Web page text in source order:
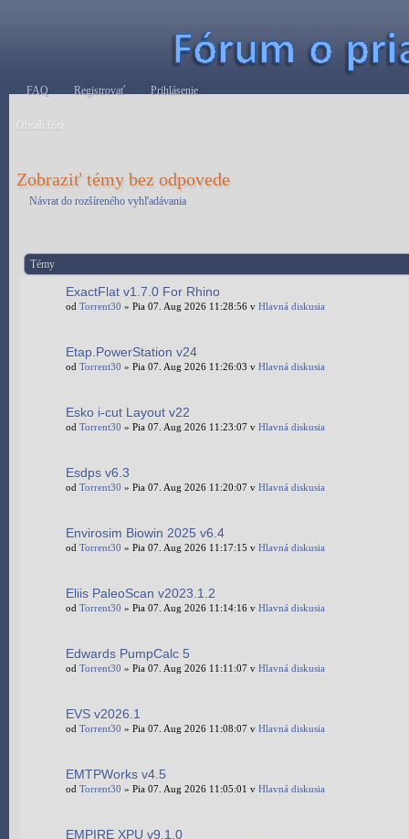
FAQ Registrovať Prihlásenie
Obsah fóra
Zobraziť témy bez odpovede
Návrat do rozšíreného vyhľadávania
Témy
ExactFlat v1.7.0 For Rhino
od Torrent30 » Pia 07. Aug 2026 11:28:56 v Hlavná diskusia
Etap.PowerStation v24
od Torrent30 » Pia 07. Aug 2026 11:26:03 v Hlavná diskusia
Esko i-cut Layout v22
od Torrent30 » Pia 07. Aug 2026 11:23:07 v Hlavná diskusia
Esdps v6.3
od Torrent30 » Pia 07. Aug 2026 11:20:07 v Hlavná diskusia
Envirosim Biowin 2025 v6.4
od Torrent30 » Pia 07. Aug 2026 11:17:15 v Hlavná diskusia
Eliis PaleoScan v2023.1.2
od Torrent30 » Pia 07. Aug 2026 11:14:16 v Hlavná diskusia
Edwards PumpCalc 5
od Torrent30 » Pia 07. Aug 2026 11:11:07 v Hlavná diskusia
EVS v2026.1
od Torrent30 » Pia 07. Aug 2026 11:08:07 v Hlavná diskusia
EMTPWorks v4.5
od Torrent30 » Pia 07. Aug 2026 11:05:01 v Hlavná diskusia
EMPIRE XPU v9.1.0